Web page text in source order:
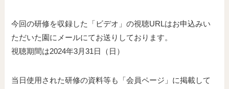
今回の研修を収録した「ビデオ」の視聴URLはお申込みい
ただいた園にメールにてお送りしております。
視聴期間は2024年3月31日（日）
当日使用された研修の資料等も「会員ページ」に掲載して